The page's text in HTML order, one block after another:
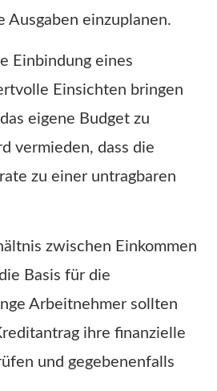
Ausgaben einzuplanen.
Einbindung eines
Einsichten bringen
eigene Budget zu
vermieden, dass die
zu einer untragbaren
zwischen Einkommen
Basis für die
Arbeitnehmer sollten
ihre finanzielle
und gegebenenfalls